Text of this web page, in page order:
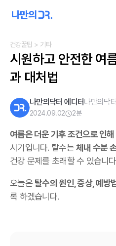
건강꿀팁 > 기타
시원하고 안전한 여
과 대처법
나만의닥터 에디터나만의닥터
2024.09.02 2분
여름은 더운 기후 조건으로 인
시기입니다. 탈수는체내 수분
건강 문제를 초래할 수 있습니
오늘은 탈수의 원인, 증상, 예방
록 하겠습니다.